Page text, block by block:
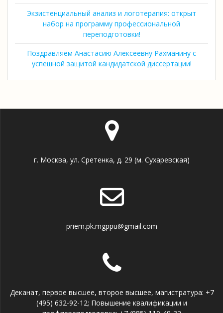
Экзистенциальный анализ и логотерапия: открыт
набор на программу профессиональной
переподготовки!
Поздравляем Анастасию Алексеевну Рахманину с
успешной защитой кандидатской диссертации!
г. Москва, ул. Сретенка, д. 29 (м. Сухаревская)
priem.pk.mgppu@gmail.com
Деканат, первое высшее, второе высшее, магистратура: +7
(495) 632-92-12; Повышение квалификации и